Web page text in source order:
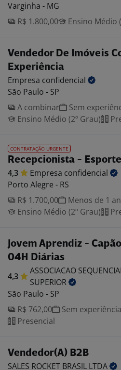
Varginha - MG
R$ 1.800,00
Ensino Médio
Vendedor De Imóveis
Experiência
Empresa confidencial
São Paulo - SP
A combinar
Sem
Ensino Médio (2º Grau)
CONTRATAÇÃO URGENTE
Recepcionista - Esporte
4,3 Empresa confidencial
Porto Alegre - RS
R$ 1.700,00
Menos de 1
Ensino Médio (2º Grau)
Jovem Aprendiz -
04H Diárias
4,3
ASSOCIACAO
SUPERIOR
São Paulo - SP
R$ 762,00
Sem experiência
Presencial
Vendedor(A) B2B
SALES ROCKET BRASIL LTDA